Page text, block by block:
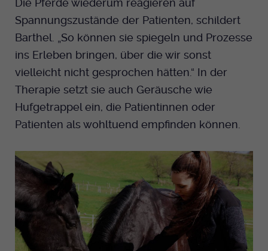
Die Pferde wiederum reagieren auf
Spannungszustände der Patienten, schildert
Barthel. „So können sie spiegeln und Prozesse
ins Erleben bringen, über die wir sonst
vielleicht nicht gesprochen hätten.“ In der
Therapie setzt sie auch Geräusche wie
Hufgetrappel ein, die Patientinnen oder
Patienten als wohltuend empfinden können.